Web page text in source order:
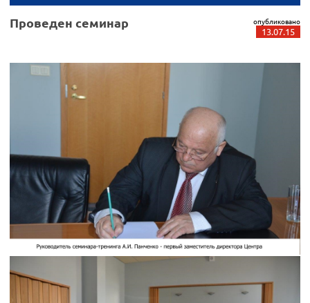
Проведен семинар опубликовано
13.07.15